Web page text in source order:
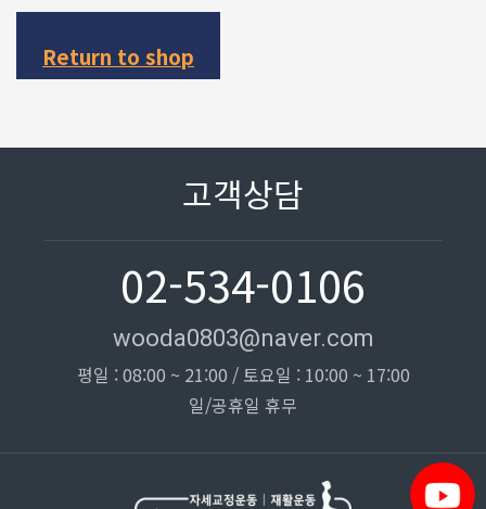
Return to shop
고객상담
02-534-0106
wooda0803@naver.com
평일 : 08:00 ~ 21:00 / 토요일 : 10:00 ~ 17:00
일/공휴일 휴무